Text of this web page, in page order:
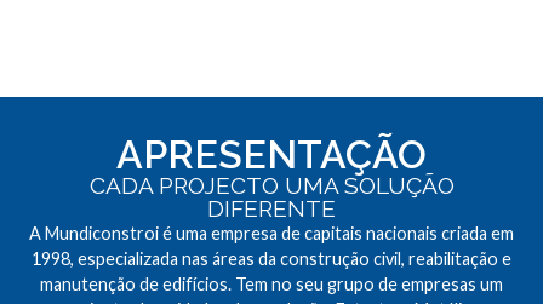
APRESENTAÇÃO
CADA PROJECTO UMA SOLUÇÃO
DIFERENTE
A Mundiconstroi é uma empresa de capitais nacionais criada em
1998, especializada nas áreas da construção civil, reabilitação e
manutenção de edifícios. Tem no seu grupo de empresas um